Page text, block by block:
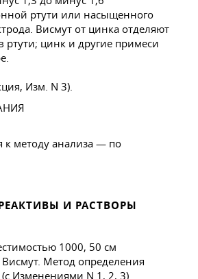
ртути или насыщенного
Висмут от цинка отделяют
ртути; цинк и другие примеси
Изм. N 3).
методу анализа — по
И РАСТВОРЫ
1000, 50 см